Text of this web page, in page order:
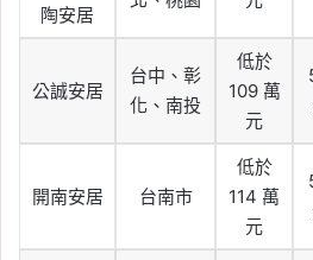
陶安居
公誠安居
台中、彰
化、南投
低於
109 萬
元
開南安居 台南市
低於
114 萬
元